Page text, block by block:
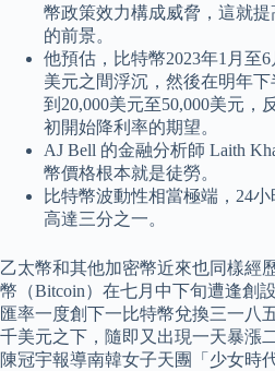
幣政策效力構成威脅，這就
的前景。
他預估，比特幣2023年1月至
美元之間浮沉，然後在明年
到20,000美元至50,000美元，
初開始降利率的期望。
AJ Bell 的金融分析師 Laith
幣價格根本就是徒勞。
比特幣波動性相當極端，24
高達三分之一。
乙太幣和其他加密幣近來也同樣經
幣（Bitcoin）在七月中下旬遭逢創
匯率一度創下一比特幣兌換三一八
千美元之下，隨即又出現一天暴漲
陳冠宇報導南韓女子天團「少女時